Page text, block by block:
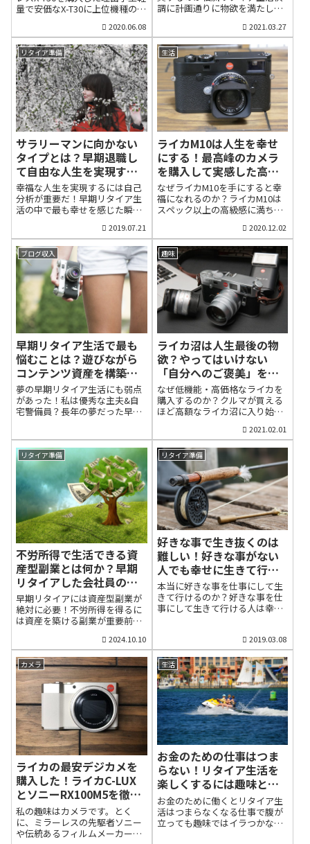
ら違和感を感じるようになった
ことを思い出します。「もっと
ワクワクできる仕事や生活はな
いだろうか」そんな思いで、40
代から、第２の人生を模索して
いたように思います。好きなこ
とで稼ぐ方法は意外に早く見つ
かった好きなことで稼ぎながら
生きる方法を...
事があります。手作りの革製品
いを感じるものです。サラリー
マンでも休日は革製品や釣り用
具を手作りしている人や、財布
や小物入れなどレザークラフト
が休日の趣味というOLや主婦も
少なくありません。自分で作成
したグッズを販売して生活でき
たら、とても幸...
量で安価なX-T30に上位機種の中
量で売れ筋のX-T20の後継機とし
てX-T30を3月下旬から発売しま
した。最高級ブランドのライカ
（M10）やミラーレスで業界を
リードしているソニーのカメラ
（α7Ⅲ）を所有していますが、
今後、X-T30を散歩や旅行のメイ
ンカメラにしたいと考え、先
日、購入しました。数あるミラ
ーレスカメラの中から、なぜ、
X-T30を選択したのか？その理由
は大きく次の３点です。 実勢価
格が10万5000円前後と非常に安
価 300グラム台の小型軽量なボ
ディ 機能性能は最上位機種X-T3
とほぼ変わらない私は前機種の
X-T20を所有していました。X-20
会の試合でも不自由なく撮影で
きました。しかし、2年ぶりに更
新されたX-T30は上位機種のX-T2
と同等の機能や性能を搭...
2020.06.08
調に計画通りに物欲を満たして
副業や資産形成の話とは趣を変
えて、今回は「散財」について
述べたいと思います。貯蓄や投
資と同様に、リタイア生活には
消費が重要です。特に、趣味や
健康に関連する買い物は手抜き
せず、腰の入った買い方をした
いものです。私のような年にな
ると、飲む・打つ・買う的なこ
とにお金を使う気分にはならな
くなります。ですから、評価で
きるモノを厳選し、できる限
り、上位機種の商品を買うこと
に徹したいと考えています。今
年1月、私は当ブログで、「物欲
は生命力の源！」と題して、
2019年に買いたいものBEST5を
発表しました。 1位・・・パナ
ソニックの電動自転車ハリヤ 2
位・・・ソニーの高級コンデジ
RX100M６ 3位・・・富士フィル
ムのミラーレスカメラX-H1 4
位・・・ブログ記事のライティ
ングサービス 5位・・...
2021.03.27
リタイア準備
サラリーマンに向かない
タイプとは？早期退職し
て自由な人生を実現する
方法
幸福な人生を実現するには自己
分析が重要だ！早期リタイア生
活の中で最も幸せを感じた瞬間
く時間に縛られない生活をして
います。好きな時間に寝て起き
て、好きな時間にブログを書い
て、好きな時間にカメラ片手に
散歩に出かける。こんなとき。
早期退職して本当に良かったと
実感しています。先日、晴天の
平日、東京・中目黒から代官山
まで散歩しながらカメラ撮影し
たのですが、自分でも驚くほど
幸福感を覚えました。私と同じ
ように散歩を楽しむ若い人た
ち、穏やかな西郷山公園の光
景、ベンチで読書する人、満開
の梅の花を撮影する人た
ち・・・・何もかもが美しく見
え、ワクワクしながらシャッタ
ーを切ったのですが、帰宅後も
した。（東京CAMERA
BLOG「中目黒から代官山をボ
ケ散歩・フジフィルムX-E3とラ
イカC-Luxで遊ぶ」）そして、こ
れこそ、自分が求めていた生活
でした。サラリー...
2019.07.21
生活
ライカM10は人生を幸せ
にする！最高峰のカメラ
を購入して実感した高級
感と幸福感
なぜライカM10を手にすると幸
福になれるのか？ライカM10は
スペック以上の高級感に満ちて
いたカメラの最高峰ともいえる
ライカM10を購入しました。レ
ンズもライカの焦点距離35㎜、
50㎜、90㎜の3本を揃えたの
で、本体とレンズの合計は200万
円を超えました。そして、実際
にM10を手にしたいま、幸福感
に浸っています。物欲を満たし
て幸福感に浸ったのは、30代に
念願だったメルセデスベンツ
E320、4駆ステーションワゴン
を購入して以来です。今年買い
たいものベスト5の中で、最も実
現性が低いと思っていたものを
購入したので、今年の物欲はほ
ぼ満たされました。カメラに全
く興味のない妻はライカという
カメラメーカーを知ってはいま
すが、「どうして、そんなに高
いの？」と不思議な様子です。
手にとってもらいましたが、感
想は「思ったより重いわね」の
一言。趣味は本人の自己満足で
すから、理解されなくて...
2020.12.02
ブログ収入
早期リタイア生活で最も
悩むことは？遊びながら
コンテンツ資産を構築す
る方法
夢の早期リタイア生活にも弱点
があった！私は優秀な主夫&自
宅警備員？長年の夢だった早期
が日曜日。自分の好きなことを
して暮らせる生活はまさに理想
的な生活です。こうした生活を
許してくれた家族に対して、私
なりの奉仕として、郵便や宅配
の受け取り、風呂掃除、洗濯物
の取り込み（洗濯は妻の担
当）、そして自宅警備を受け持
っています。いまのところ、と
ても役に立つと家族からも好
評？です。しかし、外出する機
会がめっきり減りました。おそ
らくリタイアしたあと悠々自適
な生活をしている人に共通する
ことではないかと思います。と
くに、私の場合、1日の最初の行
動はブログの執筆です。現在、
てくれているので休む訳にも行
きません。有意義な人生を手に
入れるために早期退職を目指し
ている人に役立つのであれば、
このブログを書き続けることは
数少ない私の社会...
趣味
ライカ沼は人生最後の物
欲？やってはいけない
「自分へのご褒美」をや
ってしまった【LeicaM10
への道】
なぜ低機能・高価格なライカを
購入するのか？クルマが買える
ほど高額なライカ沼に入り始め
ベスト5を紹介しました。その中
で一生買えないかもしれないと
思い、5位にしていたのがライカ
M10でした。本体だけで100万円
近く、標準的な単焦点レンズ
（35㎜と50㎜）を揃えると、合
計150万円を超える超高級カメ
ラです。要するに、ライカM10
で国産自動車が買えるわけで
す。先日、その購入に向けて一
歩を歩み出しました。まずは、
50㎜レンズ（Leica
SUMMICRON-M
f2/50mm(6bit)）を注文しまし
た。到着後は、マウントアダプ
ター（マウントアダプター
TECHART LM-EA7 ライカMマウ
したいと思います。そのあと、
本体のライカ M10、次に35㎜レ
ンズ（LEICA SUMMICRON-M 35
...
2021.02.01
リタイア準備
不労所得で生活できる資
産型副業とは何か？早期
リタイアした会社員の体
験的ブログ考察【副業の
学校②】
早期リタイアには資産型副業が
絶対に必要！不労所得を得るに
は資産を築ける副業が重要前回
ソーシングなど即金型副業につ
いて、私の経験的な考察をエン
トリーしました。今回は、資産
型の副業を考察してみたいと思
います。資産型の副業とは、将
来、自分がさほど労働しなくて
も自動的にお金が入ってくる仕
組みを構築するということで
す。将来の労働量が少なくて済
みますから、自由な生き方を志
向するサラリーマンには魅力的
な副業ともいえます。具体的
に、どんな副業があるのでしょ
うか？ 自分所有の会社を経営す
る アパート経営など不動産投資
ブログやYouTube、Instagram
株式や投資信託の配当・分配金
著作権など知的所有権思い当た
2024.10.10
リタイア準備
好きな事で生き抜くのは
難しい！好きな事がない
人でも幸せに生きて行け
る方法とは？【自由な人
生論】
本当に好きな事を仕事にして生
きて行けるのか？好きな事を仕
事にして生きて行ける人は幸せ
いませんか？」といった誘い文
句を見かけることがあります。
確かに好きなことを仕事にして
生きていけたら幸せです。一
見、とても魅力的な響きがあり
ますが、その多くは詐欺的な広
告が多いものです。では、本当
に好きなことで生きていけるの
でしょうか？答えは「イエス&
ノー」だと思っています。確か
に、世の中には好きなことだけ
をやって楽しそうに生きている
人がいます。世の中の楽しみ方
を発信する情報基地「世田谷ベ
ース」を主宰しているタレント
の所ジョージさんや元大リーガ
ーのイチローさん、有名ユーチ
ューバーのヒカキンさん、フリ
2019.03.08
カメラ
ライカの最安デジカメを
購入した！ライカC-LUX
とソニーRX100M5を徹底
比較！【レビュー】
私の趣味はカメラです。とく
に、ミラーレスの先駆者ソニー
や伝統あるフィルムメーカーで
生活
お金のための仕事はつま
らない！リタイア生活を
楽しくするには趣味と実
益が必要だ【早期退職】
お金のために働くとリタイア生
活はつまらなくなる仕事で腹が
立っても趣味ではイラつかない